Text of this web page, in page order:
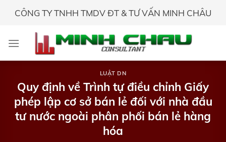
CÔNG TY TNHH TMDV ĐT & TƯ VẤN MINH CHÂU
LUẬT DN
Quy định về Trình tự điều chỉnh Giấy
phép lập cơ sở bán lẻ đối với nhà đầu
tư nước ngoài phân phối bán lẻ hàng
hóa